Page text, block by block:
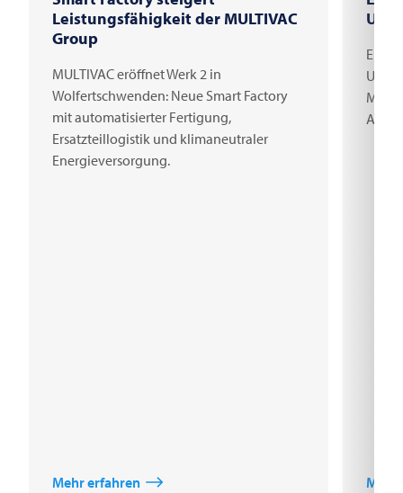
Leistungsfähigkeit der MULTIVAC
Group
MULTIVAC eröffnet Werk 2 in
Wolfertschwenden: Neue Smart Factory
mit automatisierter Fertigung,
Ersatzteillogistik und klimaneutraler
Energieversorgung.
Mehr erfahren Mehr